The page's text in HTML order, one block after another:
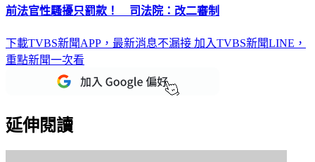
前法官性騷擾只罰款！ 司法院：改二審制
下載TVBS新聞APP，最新消息不漏接 加入TVBS新聞LINE，
重點新聞一次看
延伸閱讀